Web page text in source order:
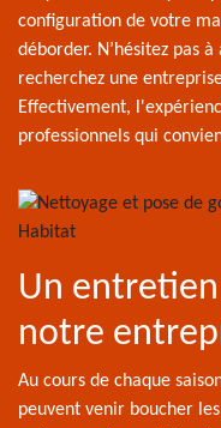
configuration de votre
déborder. N’hésitez pas
recherchez une
Effectivement,
professionnels qui
Un entretien
notre
Au cours de chaque
peuvent venir boucher